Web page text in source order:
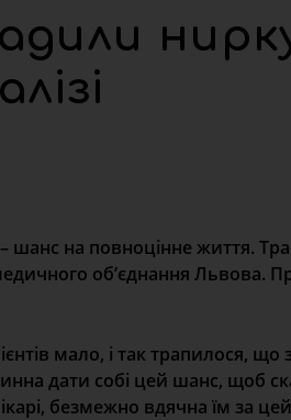
на повноцінне життя.
об’єднання Львова.
мало, і так трапилося, що
дати собі цей шанс, щоб
безмежно вдячна їм за